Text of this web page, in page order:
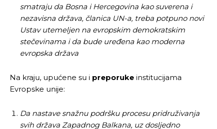
smatraju da Bosna i Hercegovina kao suverena i
nezavisna država, članica UN-a, treba potpuno novi
Ustav utemeljen na evropskim demokratskim
stečevinama i da bude uređena kao moderna
evropska država
Na kraju, upućene su i preporuke institucijama
Evropske unije:
Da nastave snažnu podršku procesu pridruživanja
svih država Zapadnog Balkana, uz dosljedno